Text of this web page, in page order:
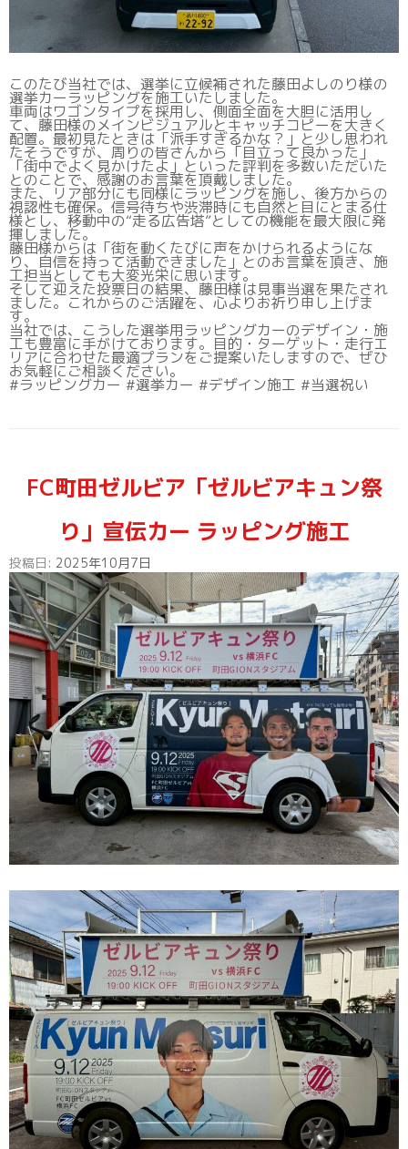
このたび当社では、選挙に立候補された藤田よしのり様の
選挙カーラッピングを施工いたしました。
車両はワゴンタイプを採用し、側面全面を大胆に活用し
て、藤田様のメインビジュアルとキャッチコピーを大きく
配置。最初見たときは「派手すぎるかな？」と少し思われ
たそうですが、周りの皆さんから「目立って良かった」
「街中でよく見かけたよ」といった評判を多数いただいた
とのことで、感謝のお言葉を頂戴しました。
また、リア部分にも同様にラッピングを施し、後方からの
視認性も確保。信号待ちや渋滞時にも自然と目にとまる仕
様とし、移動中の“走る広告塔”としての機能を最大限に発
揮しました。
藤田様からは「街を動くたびに声をかけられるようにな
り、自信を持って活動できました」とのお言葉を頂き、施
工担当としても大変光栄に思います。
そして迎えた投票日の結果、藤田様は見事当選を果たされ
ました。これからのご活躍を、心よりお祈り申し上げま
す。
当社では、こうした選挙用ラッピングカーのデザイン・施
工も豊富に手がけております。目的・ターゲット・走行エ
リアに合わせた最適プランをご提案いたしますので、ぜひ
お気軽にご相談ください。
#ラッピングカー #選挙カー #デザイン施工 #当選祝い
FC町田ゼルビア「ゼルビアキュン祭
り」宣伝カー ラッピング施工
投稿日: 2025年10月7日